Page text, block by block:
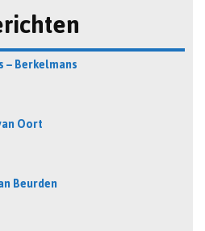
– Berkelmans
Oort
Beurden